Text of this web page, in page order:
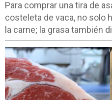
Para comprar una tira de
costeleta de vaca, no solo
la carne; la grasa también